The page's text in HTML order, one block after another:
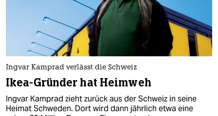
Ingvar Kamprad verlässt die Schweiz
Ikea-Gründer hat Heimweh
Ingvar Kamprad zieht zurück aus der Schweiz in seine
Heimat Schweden. Dort wird dann jährlich etwa eine